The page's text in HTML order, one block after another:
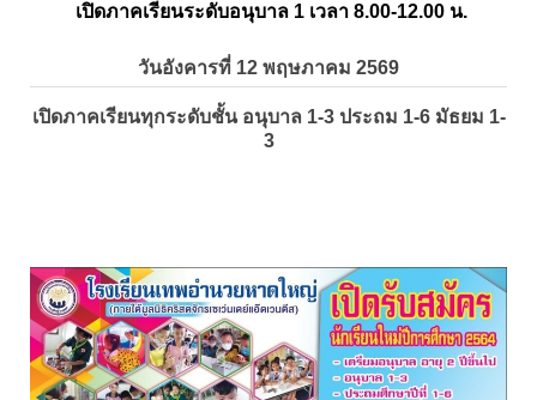
เปิดภาคเรียนระดับอนุบาล 1 เวลา 8.00-12.00 น.
วันอังคารที่ 12 พฤษภาคม 2569
เปิดภาคเรียนทุกระดับชั้น อนุบาล 1-3 ประถม 1-6 มัธยม 1-
3